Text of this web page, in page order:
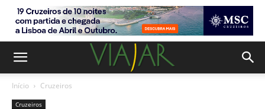
Início Cruzeiros
Cruzeiros